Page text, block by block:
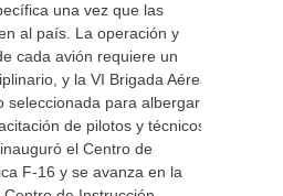
una vez que las
al país. La operación y
cada avión requiere un
y la VI Brigada Aérea
seleccionada para albergar la
de pilotos y técnicos.
el Centro de
F-16 y se avanza en la